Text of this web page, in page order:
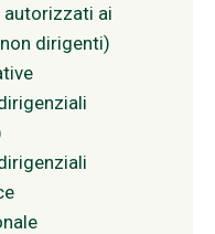
ai
dirigenti)